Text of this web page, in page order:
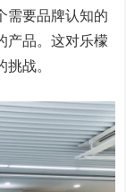
需要品牌认知的
产品。这对乐檬
战。